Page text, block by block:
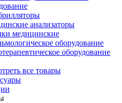
анализаторы
медицинские
оборудование
оборудование
все товары